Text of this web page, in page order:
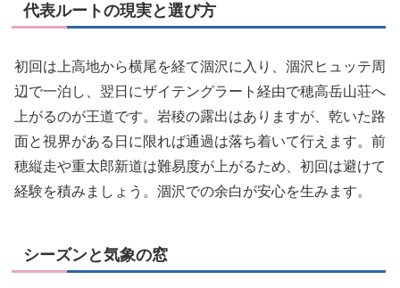
代表ルートの現実と選び方
初回は上高地から横尾を経て涸沢に入り、涸沢ヒュッテ周
辺で一泊し、翌日にザイテングラート経由で穂高岳山荘へ
上がるのが王道です。岩稜の露出はありますが、乾いた路
面と視界がある日に限れば通過は落ち着いて行えます。前
穂縦走や重太郎新道は難易度が上がるため、初回は避けて
経験を積みましょう。涸沢での余白が安心を生みます。
シーズンと気象の窓